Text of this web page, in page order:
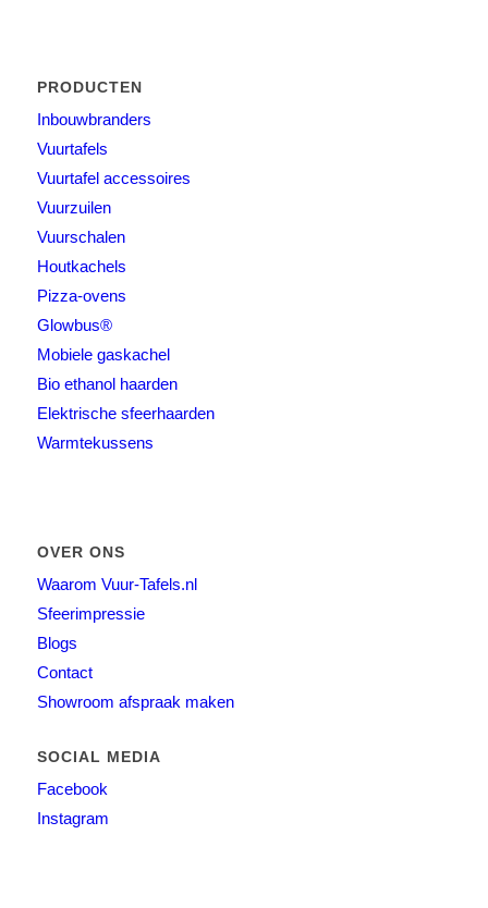
PRODUCTEN
Inbouwbranders
Vuurtafels
Vuurtafel accessoires
Vuurzuilen
Vuurschalen
Houtkachels
Pizza-ovens
Glowbus®
Mobiele gaskachel
Bio ethanol haarden
Elektrische sfeerhaarden
Warmtekussens
OVER ONS
Waarom Vuur-Tafels.nl
Sfeerimpressie
Blogs
Contact
Showroom afspraak maken
SOCIAL MEDIA
Facebook
Instagram